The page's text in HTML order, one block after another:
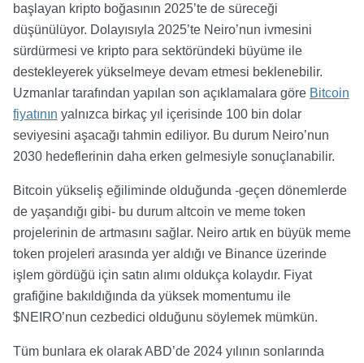
başlayan kripto boğasının 2025’te de süreceği
düşünülüyor. Dolayısıyla 2025’te Neiro’nun ivmesini
sürdürmesi ve kripto para sektöründeki büyüme ile
destekleyerek yükselmeye devam etmesi beklenebilir.
Uzmanlar tarafından yapılan son açıklamalara göre Bitcoin
fiyatının yalnızca birkaç yıl içerisinde 100 bin dolar
seviyesini aşacağı tahmin ediliyor. Bu durum Neiro’nun
2030 hedeflerinin daha erken gelmesiyle sonuçlanabilir.
Bitcoin yükseliş eğiliminde olduğunda -geçen dönemlerde
de yaşandığı gibi- bu durum altcoin ve meme token
projelerinin de artmasını sağlar. Neiro artık en büyük meme
token projeleri arasında yer aldığı ve Binance üzerinde
işlem gördüğü için satın alımı oldukça kolaydır. Fiyat
grafiğine bakıldığında da yüksek momentumu ile
$NEIRO’nun cezbedici olduğunu söylemek mümkün.
Tüm bunlara ek olarak ABD’de 2024 yılının sonlarında